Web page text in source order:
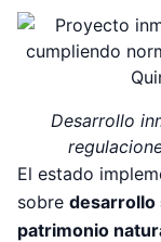
Desarrollo
El estado
sobre desarrollo
patrimonio